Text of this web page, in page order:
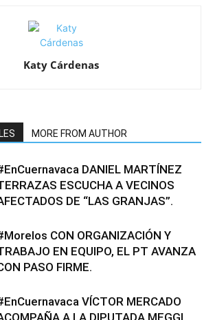
Katy Cárdenas
MORE FROM AUTHOR
DANIEL MARTÍNEZ
ESCUCHA A VECINOS
DE “LAS GRANJAS”.
CON ORGANIZACIÓN Y
EN EQUIPO, EL PT AVANZA
PASO FIRME.
VÍCTOR MERCADO
A LA DIPUTADA MEGGI